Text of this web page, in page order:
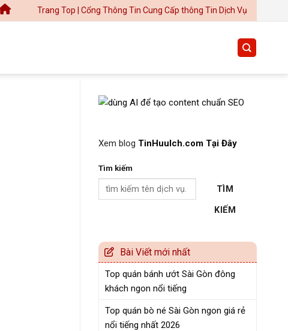
Trang Top | Cổng Thông Tin Cung Cấp thông Tin Dịch Vụ Uy Tín
Xem blog TinHuuIch.com Tại Đây
Tìm kiếm
TÌM
KIẾM
Bài Viết mới nhất
Top quán bánh ướt Sài Gòn đông
khách ngon nổi tiếng
Top quán bò né Sài Gòn ngon giá rẻ
nổi tiếng nhất 2026